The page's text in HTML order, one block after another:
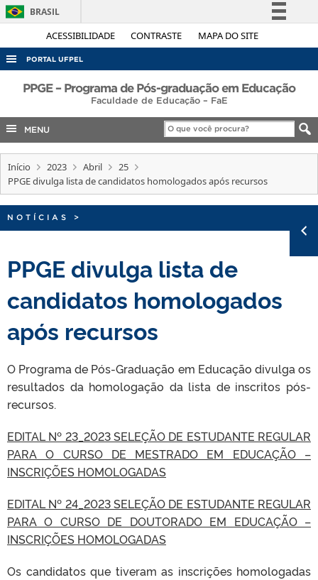
ACESSIBILIDADE CONTRASTE MAPA DO SITE
BRASIL
Simplifique!
Acesso à informação
Legislação
Canais
PORTAL UFPEL
ACESSO À INFORMAÇÃO
COBALTO
CONCURSOS
EDITAIS
INTERNACIONAL
TELEFONES
PPGE – Programa de Pós-graduação em Educação
Faculdade de Educação – FaE
MENU
Início 2023 Abril
25
PPGE divulga lista de candidatos homologados após recursos
NOTÍCIAS >
PPGE divulga lista de
candidatos homologados
após recursos
O Programa de Pós-Graduação em Educação divulga os
resultados da homologação da lista de inscritos pós-
recursos.
EDITAL Nº 23_2023 SELEÇÃO DE ESTUDANTE REGULAR
PARA O CURSO DE MESTRADO EM EDUCAÇÃO –
INSCRIÇÕES HOMOLOGADAS
EDITAL Nº 24_2023 SELEÇÃO DE ESTUDANTE REGULAR
PARA O CURSO DE DOUTORADO EM EDUCAÇÃO –
INSCRIÇÕES HOMOLOGADAS
Os candidatos que tiveram as inscrições homologadas